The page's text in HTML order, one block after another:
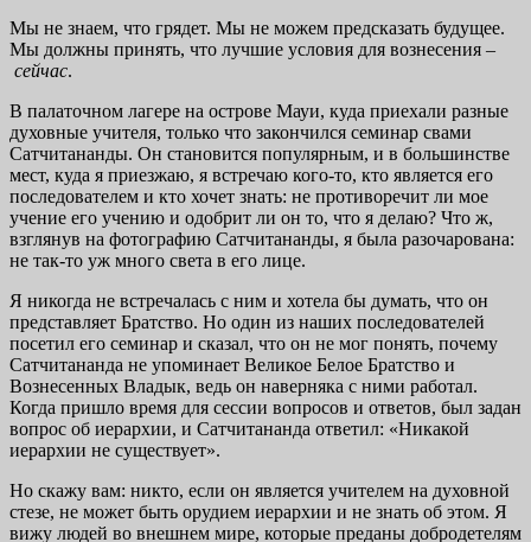
Мы не знаем, что грядет. Мы не можем предсказать будущее.
Мы должны принять, что лучшие условия для вознесения –
сейчас.
В палаточном лагере на острове Мауи, куда приехали разные
духовные учителя, только что закончился семинар свами
Сатчитананды. Он становится популярным, и в большинстве
мест, куда я приезжаю, я встречаю кого-то, кто является его
последователем и кто хочет знать: не противоречит ли мое
учение его учению и одобрит ли он то, что я делаю? Что ж,
взглянув на фотографию Сатчитананды, я была разочарована:
не так-то уж много света в его лице.
Я никогда не встречалась с ним и хотела бы думать, что он
представляет Братство. Но один из наших последователей
посетил его семинар и сказал, что он не мог понять, почему
Сатчитананда не упоминает Великое Белое Братство и
Вознесенных Владык, ведь он наверняка с ними работал.
Когда пришло время для сессии вопросов и ответов, был задан
вопрос об иерархии, и Сатчитананда ответил: «Никакой
иерархии не существует».
Но скажу вам: никто, если он является учителем на духовной
стезе, не может быть орудием иерархии и не знать об этом. Я
вижу людей во внешнем мире, которые преданы добродетелям